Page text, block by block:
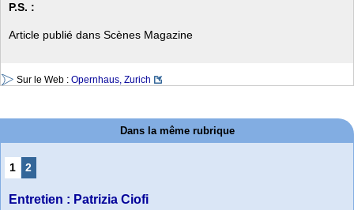
P.S. :
Article publié dans Scènes Magazine
Sur le Web : Opernhaus, Zurich
Dans la même rubrique
1 2
Entretien : Patrizia Ciofi